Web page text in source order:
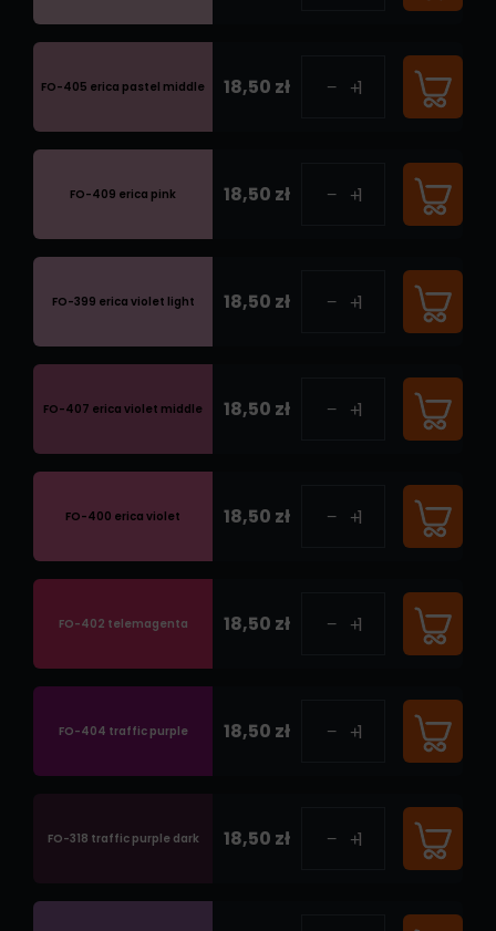
FO-405 erica pastel middle 18,50 zł
FO-409 erica pink 18,50 zł
FO-399 erica violet light 18,50 zł
FO-407 erica violet middle 18,50 zł
FO-400 erica violet 18,50 zł
FO-402 telemagenta 18,50 zł
FO-404 traffic purple 18,50 zł
FO-318 traffic purple dark 18,50 zł